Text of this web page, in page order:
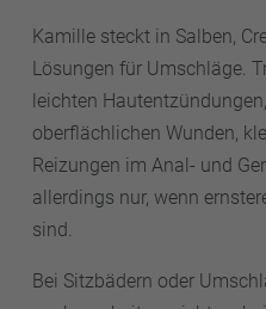
Kamille steckt in Salben,
Lösungen für Umschläge.
leichten
oberflächlichen Wunden,
Reizungen im Anal- und
allerdings nur, wenn
sind.
Bei Sitzbädern oder